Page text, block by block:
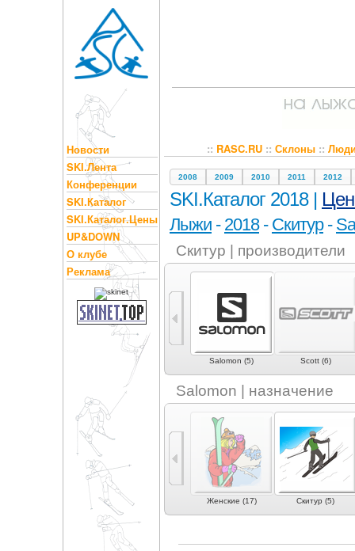
Новости
SKI.Лента
Конференции
SKI.Каталог
SKI.Каталог.Цены
UP&DOWN
О клубе
Реклама
:: RASC.RU:: Склоны::
2008 2009 2010 2011 2012
SKI.Каталог 2018 |
Лыжи - 2018- Скитур-
Скитур | производители
Rossignol (1) Salomon (5) Scott (6)
Salomon | назначение
Слалом-гигант (13) Скоростной спуск (5) Женские (17) Скитур (5)